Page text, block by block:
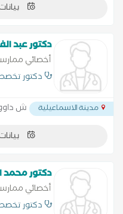
دكتور عبد
أخصائي
دكتور
مدينة الاسماعيلية ش
دكتور محمد
أخصائي
دكتور